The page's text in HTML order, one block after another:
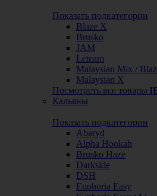
Показать подкатегории
Blaze X
Brusko
JAM
Leteam
Malaysian Mix /
Malaysian X
Посмотреть все товары
Кальяны
Показать подкатегории
Abaryd
Alpha Hookah
Brusko Haze
Darkside
DSH
Euphoria Easy